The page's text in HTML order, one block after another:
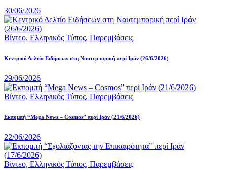
30/06/2026
Βίντεο, Ελληνικός Τύπος, Παρεμβάσεις
Κεντρικό Δελτίο Ειδήσεων στη Ναυτεμπορική περί Iράν (26/6/2026)
29/06/2026
Βίντεο, Ελληνικός Τύπος, Παρεμβάσεις
Eκπομπή “Mega News – Cosmos” περί Ιράν (21/6/2026)
22/06/2026
Βίντεο, Ελληνικός Τύπος, Παρεμβάσεις